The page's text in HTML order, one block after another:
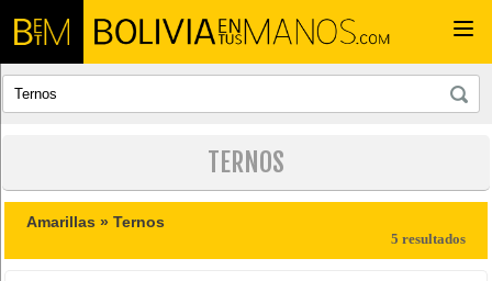
TERNOS
Amarillas »Ternos
5 resultados